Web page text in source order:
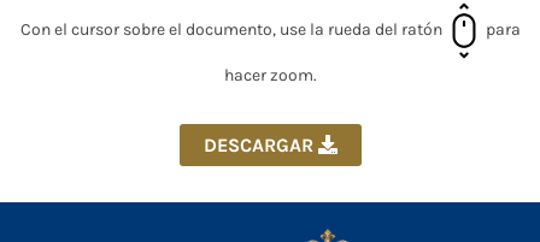
Con el cursor sobre el documento, use la rueda del ratón para
hacer zoom.
DESCARGAR